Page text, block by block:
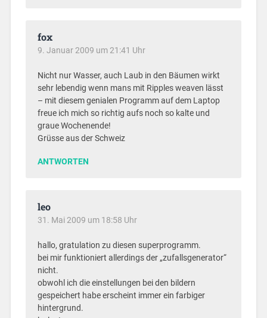
fox
9. Januar 2009 um 21:41 Uhr
Nicht nur Wasser, auch Laub in den Bäumen wirkt
sehr lebendig wenn mans mit Ripples weaven lässt
– mit diesem genialen Programm auf dem Laptop
freue ich mich so richtig aufs noch so kalte und
graue Wochenende!
Grüsse aus der Schweiz
ANTWORTEN
leo
31. Mai 2009 um 18:58 Uhr
hallo, gratulation zu diesen superprogramm.
bei mir funktioniert allerdings der „zufallsgenerator“
nicht.
obwohl ich die einstellungen bei den bildern
gespeichert habe erscheint immer ein farbiger
hintergrund.